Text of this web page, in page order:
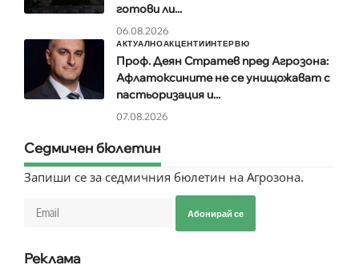
готови ли...
06.08.2026
АКТУАЛНОАКЦЕНТИИНТЕРВЮ
Проф. Деян Стратев пред Агрозона:
Афлатоксините не се унищожават с
пастьоризация и...
07.08.2026
Седмичен бюлетин
Запиши се за седмичния бюлетин на Агрозона.
Абонирай се
Реклама